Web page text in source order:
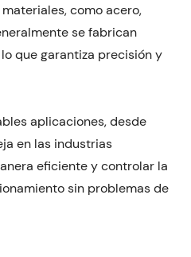
como acero,
se fabrican
que garantiza precisión y
aplicaciones, desde
en las industrias
eficiente y controlar la
sin problemas de